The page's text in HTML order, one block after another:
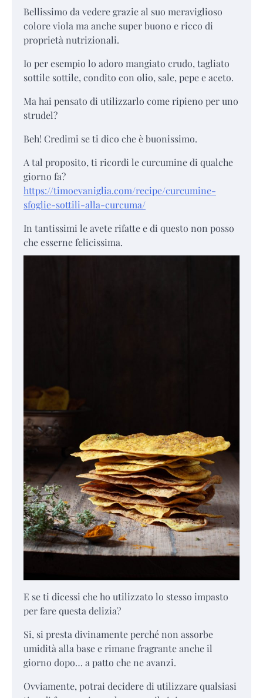
Bellissimo da vedere grazie al suo meraviglioso
colore viola ma anche super buono e ricco di
proprietà nutrizionali.
Io per esempio lo adoro mangiato crudo, tagliato
sottile sottile, condito con olio, sale, pepe e aceto.
Ma hai pensato di utilizzarlo come ripieno per uno
strudel?
Beh! Credimi se ti dico che è buonissimo.
A tal proposito, ti ricordi le curcumine di qualche
giorno fa?
https://timoevaniglia.com/recipe/curcumine-
sfoglie-sottili-alla-curcuma/
In tantissimi le avete rifatte e di questo non posso
che esserne felicissima.
E se ti dicessi che ho utilizzato lo stesso impasto
per fare questa delizia?
Si, si presta divinamente perché non assorbe
umidità alla base e rimane fragrante anche il
giorno dopo… a patto che ne avanzi.
Ovviamente, potrai decidere di utilizzare qualsiasi